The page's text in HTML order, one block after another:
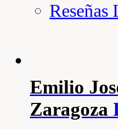
Reseñas
Emilio
Zaragoza